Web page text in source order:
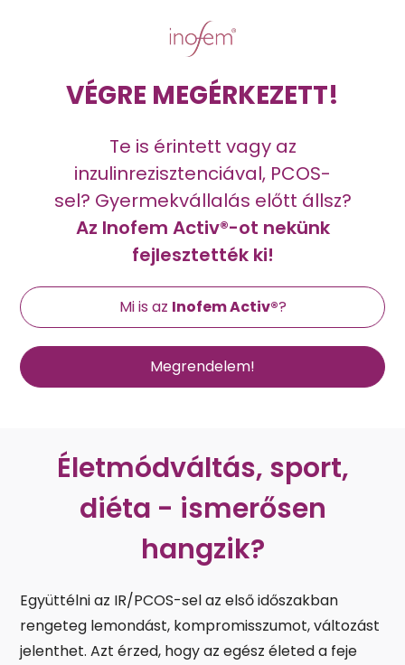
VÉGRE MEGÉRKEZETT!
Te is érintett vagy az
inzulinrezisztenciával, PCOS-
sel? Gyermekvállalás előtt állsz?
Az Inofem Activ®-ot nekünk
fejlesztették ki!
Mi is az Inofem Activ®?
Megrendelem!
Életmódváltás, sport,
diéta - ismerősen
hangzik?
Együttélni az IR/PCOS-sel az első időszakban
rengeteg lemondást, kompromisszumot, változást
jelenthet. Azt érzed, hogy az egész életed a feje